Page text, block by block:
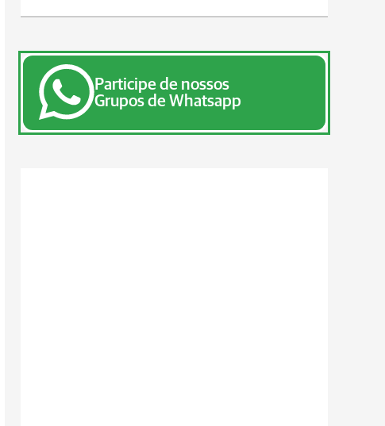
Participe de nossos
Grupos de Whatsapp